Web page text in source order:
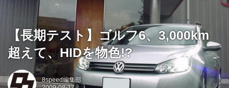
【長期テスト】ゴルフ6、3,000km
超えて、HIDを物色!?
8speed編集部